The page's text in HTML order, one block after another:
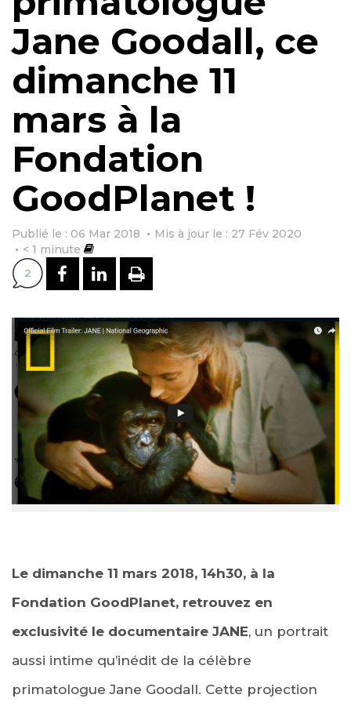
Jane Goodall, ce
dimanche 11
mars à la
Fondation
GoodPlanet !
Publié le : 06 Mar 2018
Mis à jour le : 27 Fév 2020
< 1 minute
2 PARTAGER SUR FACEBOOK
PARTAGER SUR
IMPRIMER
Le dimanche 11 mars 2018, 14h30, à la
Fondation GoodPlanet, retrouvez en
exclusivité le documentaire JANE, un portrait
aussi intime qu’inédit de la célèbre
primatologue Jane Goodall. Cette projection